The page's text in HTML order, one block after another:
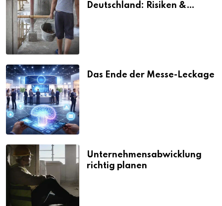
Deutschland: Risiken &
Das Ende der Messe-Leckage
Unternehmensabwicklung
richtig planen